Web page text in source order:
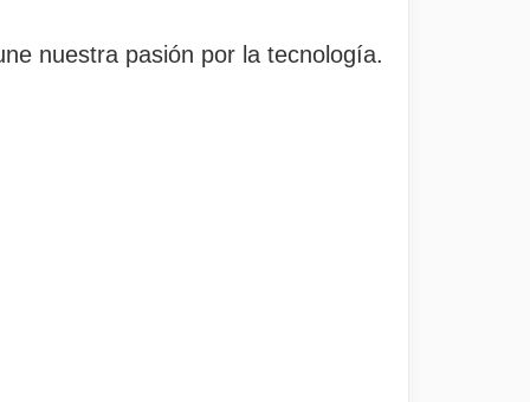
nuestra pasión por la tecnología.